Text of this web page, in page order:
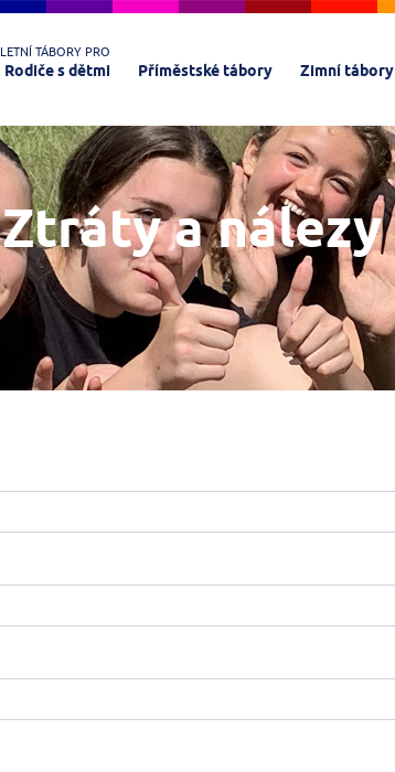
LETNÍ TÁBORY PRO
Rodiče s dětmi Příměstské tábory Zimní tábory
Ztráty a nálezy